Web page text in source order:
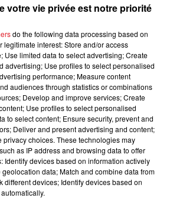
3éme géneral. Son but
points pour garder ce
classement
Un de ses meilleurs engagements
sur deux sorties encourageantes
de faire l'arrivée.
***
direct des pistes :
votre vie privée est notre priorité
do the following data processing based on
legitimate interest: Store and/or access
Use limited data to select advertising; Create
advertising; Use profiles to select personalised
performance; Measure content
audiences through statistics or combinations
Develop and improve services; Create
Use profiles to select personalised
to select content; Ensure security, prevent and
Deliver and present advertising and content;
privacy choices. These technologies may
as IP address and browsing data to offer
Identify devices based on information actively
data; Match and combine data from
different devices; Identify devices based on